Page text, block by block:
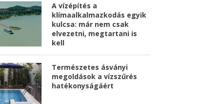
A vízépítés a
klímaalkalmazkodás egyik
kulcsa: már nem csak
elvezetni, megtartani is
kell
Természetes ásványi
megoldások a vízszűrés
hatékonyságáért